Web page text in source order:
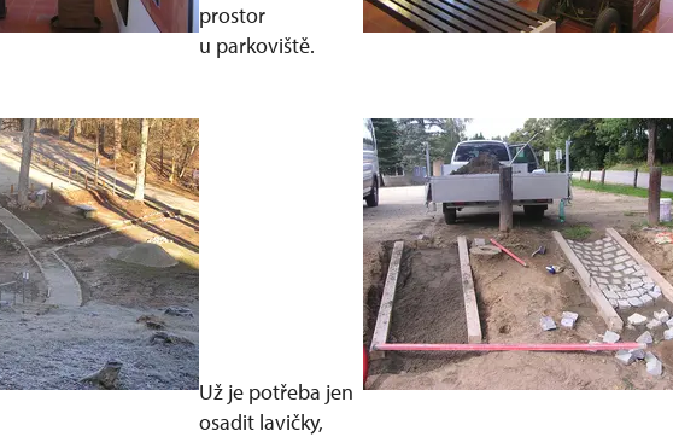
prostor
u parkoviště.
Už je potřeba jen
osadit lavičky,